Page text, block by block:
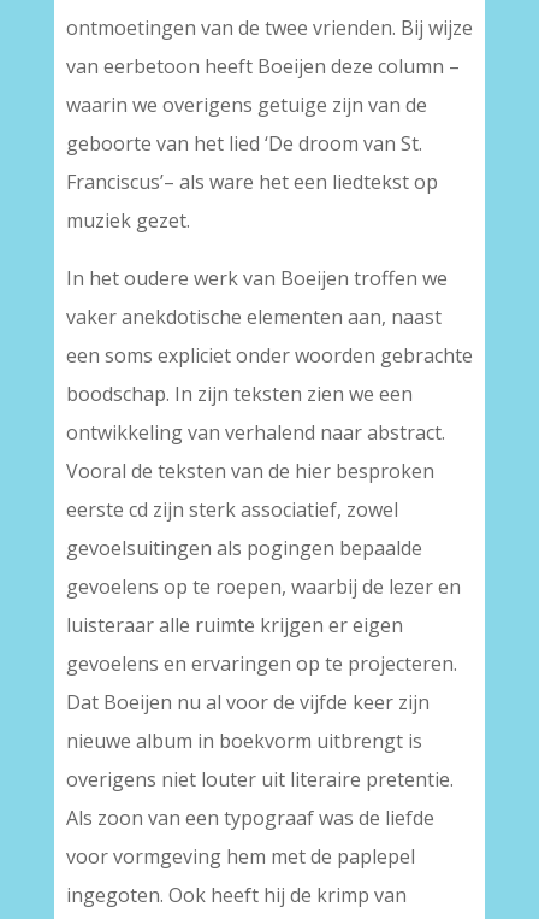
ontmoetingen van de twee vrienden. Bij wijze
van eerbetoon heeft Boeijen deze column –
waarin we overigens getuige zijn van de
geboorte van het lied ‘De droom van St.
Franciscus’– als ware het een liedtekst op
muziek gezet.
In het oudere werk van Boeijen troffen we
vaker anekdotische elementen aan, naast
een soms expliciet onder woorden gebrachte
boodschap. In zijn teksten zien we een
ontwikkeling van verhalend naar abstract.
Vooral de teksten van de hier besproken
eerste cd zijn sterk associatief, zowel
gevoelsuitingen als pogingen bepaalde
gevoelens op te roepen, waarbij de lezer en
luisteraar alle ruimte krijgen er eigen
gevoelens en ervaringen op te projecteren.
Dat Boeijen nu al voor de vijfde keer zijn
nieuwe album in boekvorm uitbrengt is
overigens niet louter uit literaire pretentie.
Als zoon van een typograaf was de liefde
voor vormgeving hem met de paplepel
ingegoten. Ook heeft hij de krimp van